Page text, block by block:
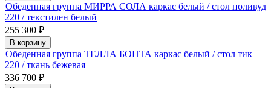
Обеденная группа МИРРА СОЛА каркас белый / стол поливуд
220 / текстилен белый
255 300 ₽
В корзину
Обеденная группа ТЕЛЛА БОНТА каркас белый / стол тик
220 / ткань бежевая
336 700 ₽